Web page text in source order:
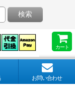
カート
検索
お問い合わせ